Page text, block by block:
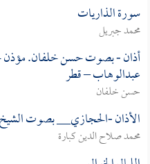
سورة الذاريات
محمد جبريل
أذان - بصوت حسن خلفان. مؤذن
عبدالوهاب – قطر
حسن خلفان
الأذان -الحجازي__ بصوت
محمد صلاح الدين كبارة